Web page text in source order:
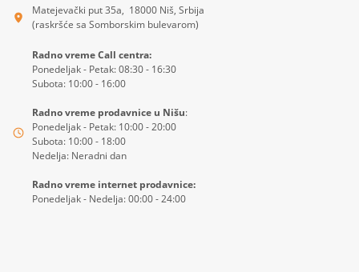
Matejevački put 35a, 18000 Niš, Srbija
(raskršće sa Somborskim bulevarom)
Radno vreme Call centra:
Ponedeljak - Petak: 08:30 - 16:30
Subota: 10:00 - 16:00
Radno vreme prodavnice u Nišu:
Ponedeljak - Petak: 10:00 - 20:00
Subota: 10:00 - 18:00
Nedelja: Neradni dan
Radno vreme internet prodavnice:
Ponedeljak - Nedelja: 00:00 - 24:00